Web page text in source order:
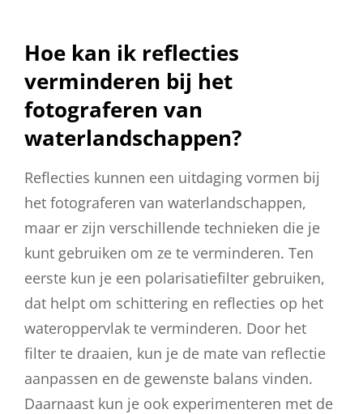
Hoe kan ik reflecties
verminderen bij het
fotograferen van
waterlandschappen?
Reflecties kunnen een uitdaging vormen bij
het fotograferen van waterlandschappen,
maar er zijn verschillende technieken die je
kunt gebruiken om ze te verminderen. Ten
eerste kun je een polarisatiefilter gebruiken,
dat helpt om schittering en reflecties op het
wateroppervlak te verminderen. Door het
filter te draaien, kun je de mate van reflectie
aanpassen en de gewenste balans vinden.
Daarnaast kun je ook experimenteren met de